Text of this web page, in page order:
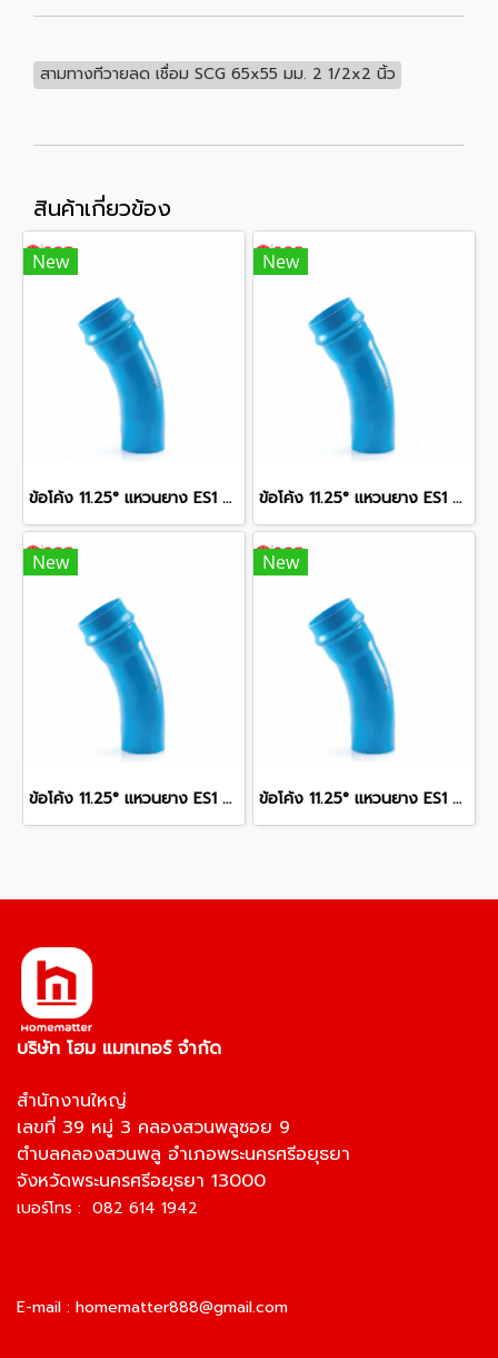
สามทางทีวายลด เชื่อม SCG 65x55 มม. 2 1/2x2 นิ้ว
สินค้าเกี่ยวข้อง
New
ข้อโค้ง 11.25° แหวนยาง ES1 SCG ขนาด 400 มม. (16 นิ้ว ) ชั้น 13.5
New
ข้อโค้ง 11.25° แหวนยาง ES1 SCG ขนาด 250 มม. (10 นิ้ว ) ชั้น 13.5
New
ข้อโค้ง 11.25° แหวนยาง ES1 SCG ขนาด 300 มม. (12 นิ้ว ) ชั้น 13.5
New
ข้อโค้ง 11.25° แหวนยาง ES1 SCG ขนาด 350 มม. (14 นิ้ว ) ชั้น 13.5
บริษัท โฮม แมทเทอร์ จำกัด
สำนักงานใหญ่
เลขที่ 39 หมู่ 3 คลองสวนพลูซอย 9
ตำบลคลองสวนพลู อำเภอพระนครศรีอยุธยา
จังหวัดพระนครศรีอยุธยา 13000
เบอร์โทร : 082 614 1942
E-mail : homematter888@gmail.com